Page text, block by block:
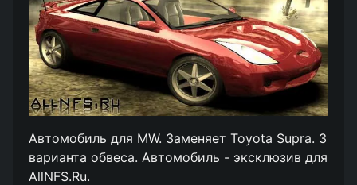
Автомобиль для MW. Заменяет Toyota Supra. 3
варианта обвеса. Автомобиль - эксклюзив для
AllNFS.Ru.